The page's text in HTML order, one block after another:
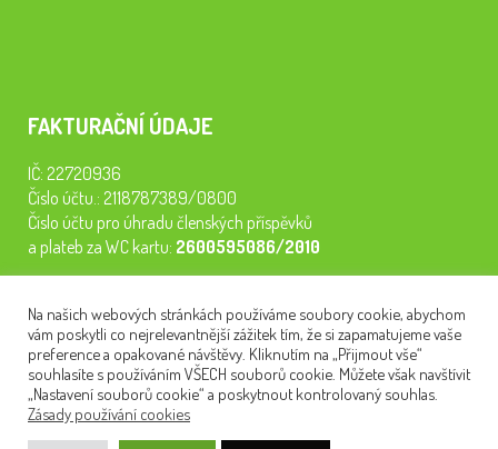
FAKTURAČNÍ ÚDAJE
IČ: 22720936
Číslo účtu.: 2118787389/0800
Číslo účtu pro úhradu členských příspěvků
a plateb za WC kartu: 2600595086/2010
semináře, konferenci, plavbu na lodi a WC kartu. Z peněz
tiskneme odborné publikace pro pacienty.
Na našich webových stránkách používáme soubory cookie, abychom
vám poskytli co nejrelevantnější zážitek tím, že si zapamatujeme vaše
preference a opakované návštěvy. Kliknutím na „Přijmout vše“
souhlasíte s používáním VŠECH souborů cookie. Můžete však navštívit
„Nastavení souborů cookie“ a poskytnout kontrolovaný souhlas.
Zásady používání cookies